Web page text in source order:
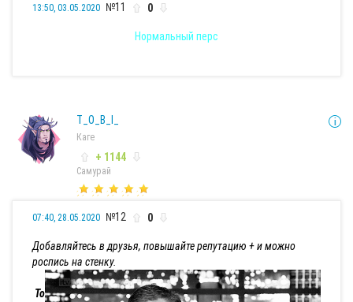
13:50, 03.05.2020 №11 0
Нормальный перс
T_O_B_I_
Каге
+ 1144
Самурай
07:40, 28.05.2020 №12 0
Добавляйтесь в друзья, повышайте репутацию + и можно
роспись на стенку.
То